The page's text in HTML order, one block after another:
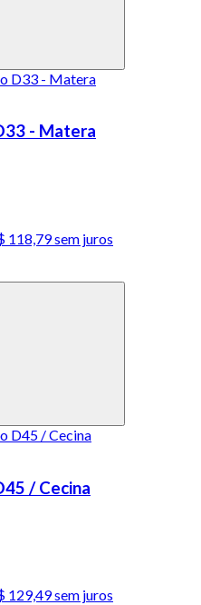
- Matera
118,79 sem juros
/ Cecina
129,49 sem juros